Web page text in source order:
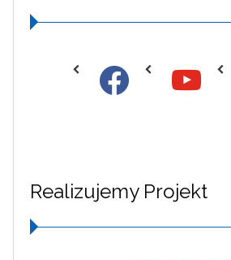
Realizujemy Projekt